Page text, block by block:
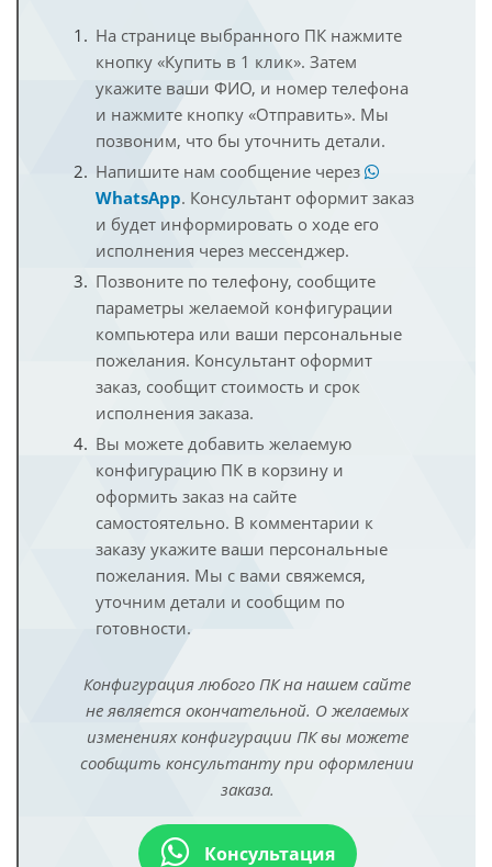
На странице выбранного ПК нажмите
кнопку «Купить в 1 клик». Затем
укажите ваши ФИО, и номер телефона
и нажмите кнопку «Отправить». Мы
позвоним, что бы уточнить детали.
Напишите нам сообщение через
WhatsApp. Консультант оформит заказ
и будет информировать о ходе его
исполнения через мессенджер.
Позвоните по телефону, сообщите
параметры желаемой конфигурации
компьютера или ваши персональные
пожелания. Консультант оформит
заказ, сообщит стоимость и срок
исполнения заказа.
Вы можете добавить желаемую
конфигурацию ПК в корзину и
оформить заказ на сайте
самостоятельно. В комментарии к
заказу укажите ваши персональные
пожелания. Мы с вами свяжемся,
уточним детали и сообщим по
готовности.
Конфигурация любого ПК на нашем сайте
не является окончательной. О желаемых
изменениях конфигурации ПК вы можете
сообщить консультанту при оформлении
заказа.
Консультация